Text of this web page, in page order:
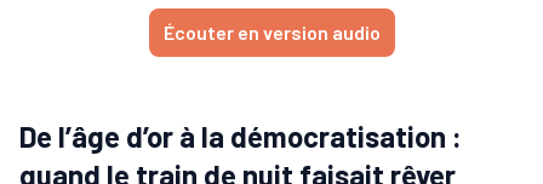
Écouter en version audio
De l’âge d’or à la démocratisation :
quand le train de nuit faisait rêver